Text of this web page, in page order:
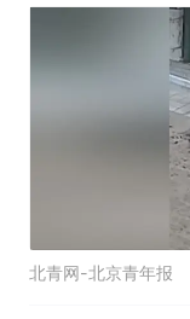
拘。（央视）
北青网-北京青年报